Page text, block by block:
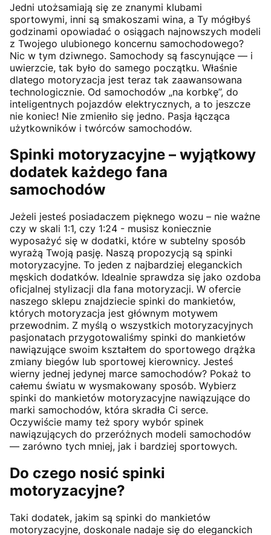
Jedni utożsamiają się ze znanymi klubami
sportowymi, inni są smakoszami wina, a Ty mógłbyś
godzinami opowiadać o osiągach najnowszych modeli
z Twojego ulubionego koncernu samochodowego?
Nic w tym dziwnego. Samochody są fascynujące — i
uwierzcie, tak było do samego początku. Właśnie
dlatego motoryzacja jest teraz tak zaawansowana
technologicznie. Od samochodów „na korbkę”, do
inteligentnych pojazdów elektrycznych, a to jeszcze
nie koniec! Nie zmieniło się jedno. Pasja łącząca
użytkowników i twórców samochodów.
Spinki motoryzacyjne – wyjątkowy
dodatek każdego fana
samochodów
Jeżeli jesteś posiadaczem pięknego wozu – nie ważne
czy w skali 1:1, czy 1:24 - musisz koniecznie
wyposażyć się w dodatki, które w subtelny sposób
wyrażą Twoją pasję. Naszą propozycją są spinki
motoryzacyjne. To jeden z najbardziej eleganckich
męskich dodatków. Idealnie sprawdza się jako ozdoba
oficjalnej stylizacji dla fana motoryzacji. W ofercie
naszego sklepu znajdziecie spinki do mankietów,
których motoryzacja jest głównym motywem
przewodnim. Z myślą o wszystkich motoryzacyjnych
pasjonatach przygotowaliśmy spinki do mankietów
nawiązujące swoim kształtem do sportowego drążka
zmiany biegów lub sportowej kierownicy. Jesteś
wierny jednej jedynej marce samochodów? Pokaż to
całemu światu w wysmakowany sposób. Wybierz
spinki do mankietów motoryzacyjne nawiązujące do
marki samochodów, która skradła Ci serce.
Oczywiście mamy też spory wybór spinek
nawiązujących do przeróżnych modeli samochodów
— zarówno tych mniej, jak i bardziej sportowych.
Do czego nosić spinki
motoryzacyjne?
Taki dodatek, jakim są spinki do mankietów
motoryzacyjne, doskonale nadaje się do eleganckich